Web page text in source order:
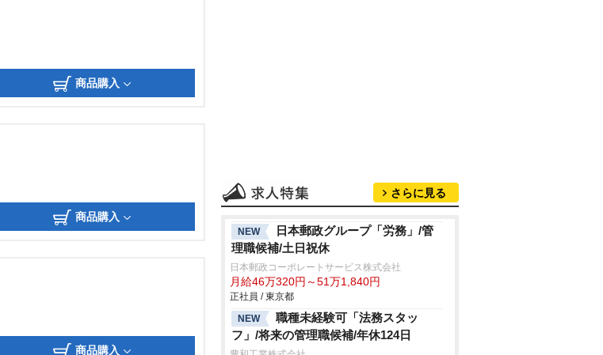
商品購入
商品購入
商品購入
さらに見る
NEW
日本郵政グループ「労務」/管
理職候補/土日祝休
日本郵政コーポレートサービス株式会社
月給46万320円～51万1,840円
正社員 / 東京都
NEW
職種未経験可「法務スタッ
フ」/将来の管理職候補/年休124日